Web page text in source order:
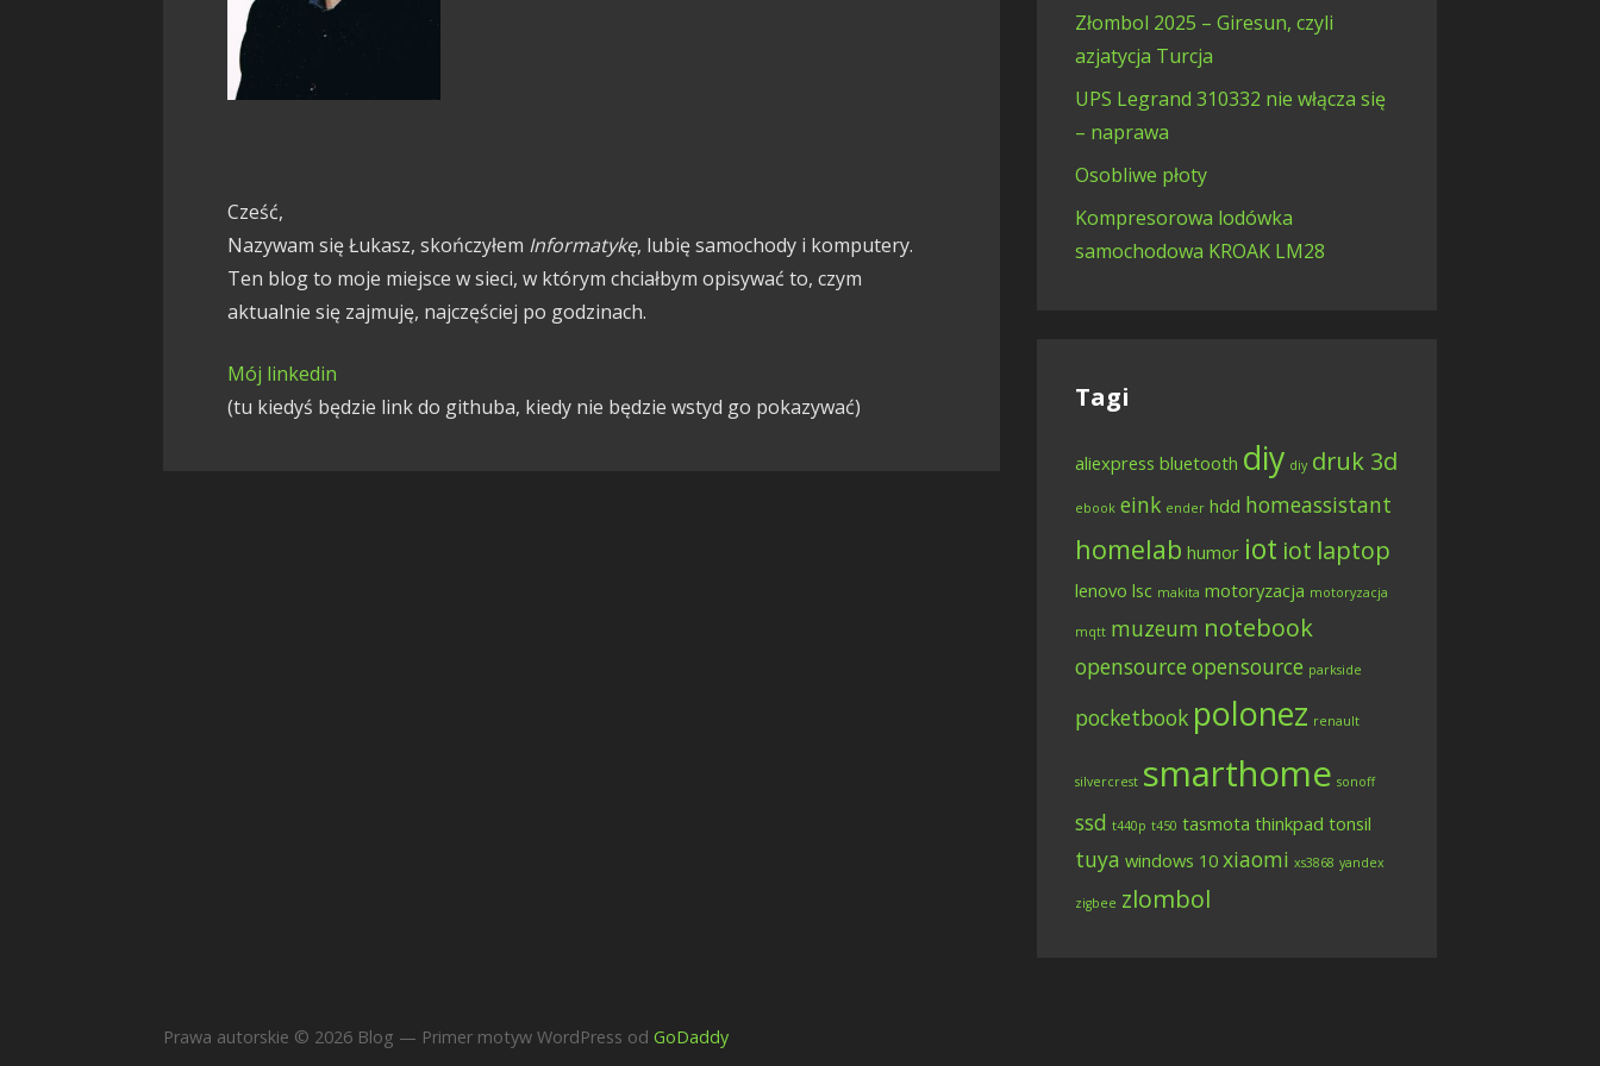
Cześć,
Nazywam się Łukasz, skończyłem Informatykę, lubię samochody i komputery.
Ten blog to moje miejsce w sieci, w którym chciałbym opisywać to, czym
aktualnie się zajmuję, najczęściej po godzinach.
Mój linkedin
(tu kiedyś będzie link do githuba, kiedy nie będzie wstyd go pokazywać)
Złombol 2025 – Giresun, czyli
azjatycja Turcja
UPS Legrand 310332 nie włącza się
– naprawa
Osobliwe płoty
Kompresorowa lodówka
samochodowa KROAK LM28
Tagi
aliexpress bluetooth diy diy druk 3d
ebook eink ender hdd homeassistant
homelab humor iot iot laptop
lenovo lsc makita motoryzacja motoryzacja
mqtt muzeum notebook
opensource opensource parkside
pocketbook polonez renault
silvercrest smarthome sonoff
ssd t440p t450 tasmota thinkpad tonsil
tuya windows 10 xiaomi xs3868 yandex
zigbee zlombol
Prawa autorskie © 2026 Blog — Primer motyw WordPress odGoDaddy